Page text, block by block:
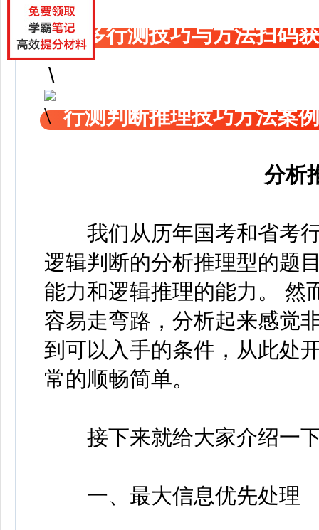
更多行测技巧与方法扫码
行测判断推理技巧方法案例
分析
我们从历年国考和省考行
逻辑判断的分析推理型的题
能力和逻辑推理的能力。 然
容易走弯路，分析起来感觉
到可以入手的条件，从此处
常的顺畅简单。
接下来就给大家介绍一下
一、最大信息优先处理